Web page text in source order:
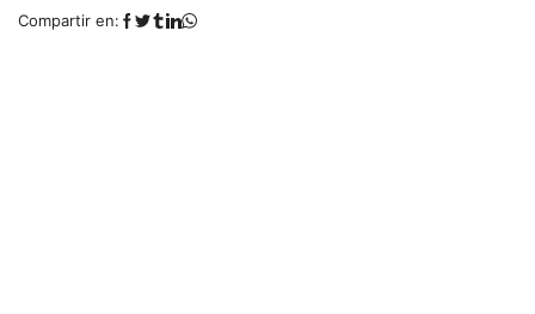
Compartir en: